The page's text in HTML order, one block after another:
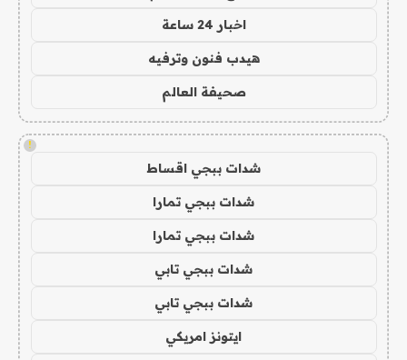
اخبار 24 ساعة
هيدب فنون وترفيه
صحيفة العالم
!
شدات ببجي اقساط
شدات ببجي تمارا
شدات ببجي تمارا
شدات ببجي تابي
شدات ببجي تابي
ايتونز امريكي